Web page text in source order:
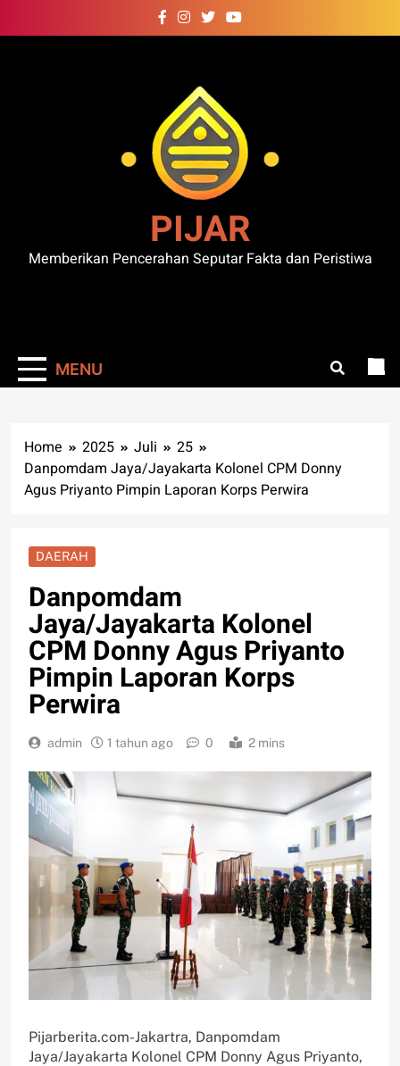
to
PIJAR
Memberikan Pencerahan Seputar Fakta dan Peristiwa
MENU
Home 2025 Juli
25
Danpomdam Jaya/Jayakarta Kolonel CPM Donny
Agus Priyanto Pimpin Laporan Korps Perwira
DAERAH
Danpomdam
Jaya/Jayakarta Kolonel
CPM Donny Agus Priyanto
Pimpin Laporan Korps
Perwira
admin 1 tahun ago 0 2 mins
Pijarberita.com-Jakartra, Danpomdam
Jaya/Jayakarta Kolonel CPM Donny Agus Priyanto,